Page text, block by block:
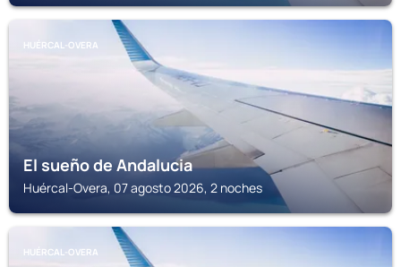
HUÉRCAL-OVERA
El sueño de Andalucia
Huércal-Overa, 07 agosto 2026, 2 noches
HUÉRCAL-OVERA